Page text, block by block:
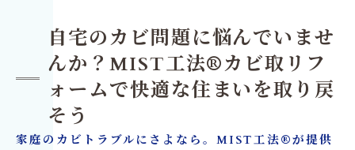
自宅のカビ問題に悩んでいませ
んか？MIST工法®カビ取リフ
ォームで快適な住まいを取り戻
そう
家庭のカビトラブルにさよなら。MIST工法®が提供